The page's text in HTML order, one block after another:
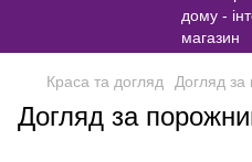
Краса та догляд Догляд
Догляд за